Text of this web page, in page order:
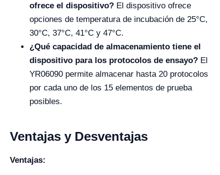
ofrece el dispositivo? El dispositivo ofrece
opciones de temperatura de incubación de 25°C,
30°C, 37°C, 41°C y 47°C.
¿Qué capacidad de almacenamiento tiene el
dispositivo para los protocolos de ensayo? El
YR06090 permite almacenar hasta 20 protocolos
por cada uno de los 15 elementos de prueba
posibles.
Ventajas y Desventajas
Ventajas: